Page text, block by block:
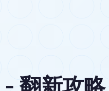
- 翻新攻略